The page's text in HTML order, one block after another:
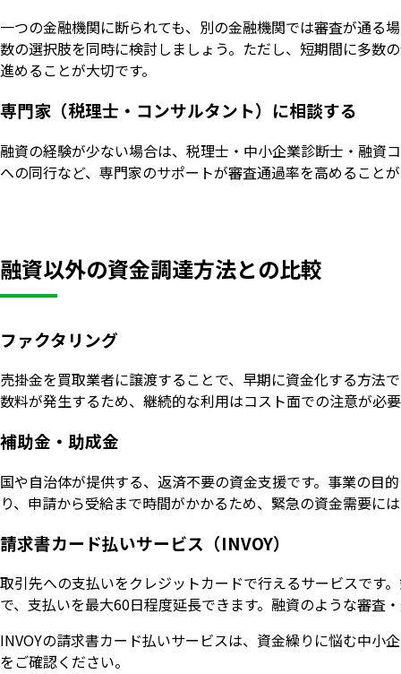
一つの金融機関に断られても、別の金融機関では審査が通る
数の選択肢を同時に検討しましょう。ただし、短期間に多数
進めることが大切です。
専門家（税理士・コンサルタント）に相談する
融資の経験が少ない場合は、税理士・中小企業診断士・融資
への同行など、専門家のサポートが審査通過率を高めること
融資以外の資金調達方法との比較
ファクタリング
売掛金を買取業者に譲渡することで、早期に資金化する方法
数料が発生するため、継続的な利用はコスト面での注意が必
補助金・助成金
国や自治体が提供する、返済不要の資金支援です。事業の目
り、申請から受給まで時間がかかるため、緊急の資金需要に
請求書カード払いサービス（INVOY）
取引先への支払いをクレジットカードで行えるサービスです
で、支払いを最大60日程度延長できます。融資のような審査
INVOYの請求書カード払いサービスは、資金繰りに悩む中小
をご確認ください。